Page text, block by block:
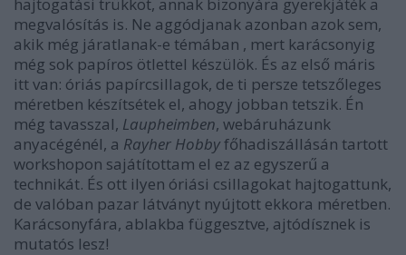
megvalósítás is. Ne aggódjanak azonban azok sem,
akik még járatlanak-e témában , mert karácsonyig
még sok papíros ötlettel készülök. És az első máris
itt van: óriás papírcsillagok, de ti persze tetszőleges
méretben készítsétek el, ahogy jobban tetszik. Én
még tavasszal, Laupheimben, webáruházunk
anyacégénél, a Rayher Hobbyfőhadiszállásán tartott
workshopon sajátítottam el ez az egyszerű a
technikát. És ott ilyen óriási csillagokat hajtogattunk,
de valóban pazar látványt nyújtott ekkora méretben.
Karácsonyfára, ablakba függesztve, ajtódísznek is
mutatós lesz!